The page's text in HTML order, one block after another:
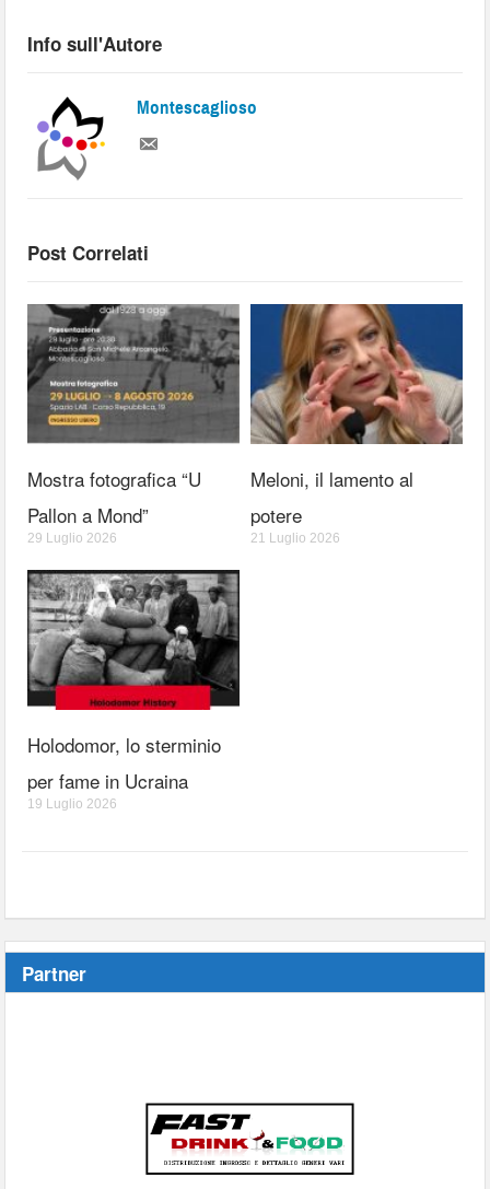
Info sull'Autore
Montescaglioso
Post Correlati
Mostra fotografica “U
Pallon a Mond”
29 Luglio 2026
Meloni, il lamento al
potere
21 Luglio 2026
Holodomor, lo sterminio
per fame in Ucraina
19 Luglio 2026
Partner